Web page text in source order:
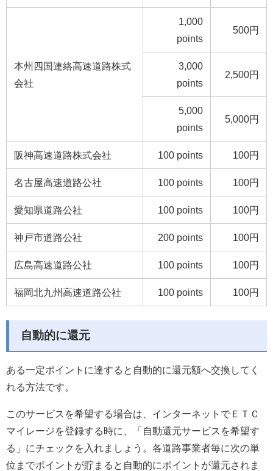
本州四国連絡高速道路株式
会社
1,000
points
500円
3,000
points
2,500円
5,000
points
5,000円
阪神高速道路株式会社 100 points 100円
名古屋高速道路公社 100 points 100円
愛知県道路公社 100 points 100円
神戸市道路公社 200 points 100円
広島高速道路公社 100 points 100円
福岡北九州高速道路公社 100 points 100円
自動的に還元
ある一定ポイントに達すると自動的に還元額へ交換してく
れる方法です
このサービスを希望する場合は、インターネットでＥＴＣ
マイレージを登録する時に、「自動還元サービスを希望す
る」 にチェックを入れましょう。 各道路事業者毎に次の単
位までポイントが貯まると自動的にポイントが還元されま